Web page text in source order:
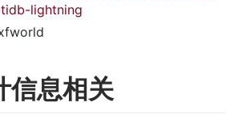
lightning
信息相关